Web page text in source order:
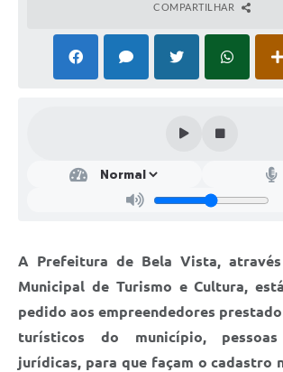
COMPARTILHAR
A Prefeitura de Bela Vista,
Municipal de Turismo e Cultura,
pedido aos empreendedores
turísticos do município,
jurídicas, para que façam o cadastro